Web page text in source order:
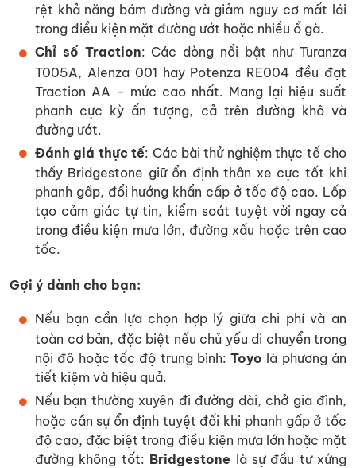
rệt khả năng bám đường và giảm nguy cơ mất lái
trong điều kiện mặt đường ướt hoặc nhiều ổ gà.
Chỉ số Traction: Các dòng nổi bật như Turanza
T005A, Alenza 001 hay Potenza RE004 đều đạt
Traction AA – mức cao nhất. Mang lại hiệu suất
phanh cực kỳ ấn tượng, cả trên đường khô và
đường ướt.
Đánh giá thực tế: Các bài thử nghiệm thực tế cho
thấy Bridgestone giữ ổn định thân xe cực tốt khi
phanh gấp, đổi hướng khẩn cấp ở tốc độ cao. Lốp
tạo cảm giác tự tin, kiểm soát tuyệt vời ngay cả
trong điều kiện mưa lớn, đường xấu hoặc trên cao
tốc.
Gợi ý dành cho bạn:
Nếu bạn cần lựa chọn hợp lý giữa chi phí và an
toàn cơ bản, đặc biệt nếu chủ yếu di chuyển trong
nội đô hoặc tốc độ trung bình:Toyo là phương án
tiết kiệm và hiệu quả.
Nếu bạn thường xuyên đi đường dài, chở gia đình,
hoặc cần sự ổn định tuyệt đối khi phanh gấp ở tốc
độ cao, đặc biệt trong điều kiện mưa lớn hoặc mặt
đường không tốt: Bridgestone là sự đầu tư xứng